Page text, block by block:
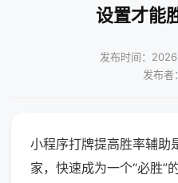
设置才能
发布时间：
发布者
小程序打牌提高胜率辅助
家，快速成为一个“必胜”